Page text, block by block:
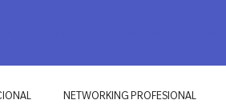
NETWORKING PROFESIONAL